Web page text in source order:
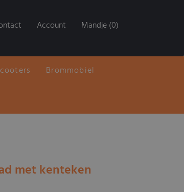
Account Mandje (0)
Brommobiel
met kenteken